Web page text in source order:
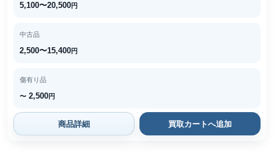
5,100〜20,500円
中古品
2,500〜15,400円
傷有り品
〜 2,500円
商品詳細 買取カートへ追加